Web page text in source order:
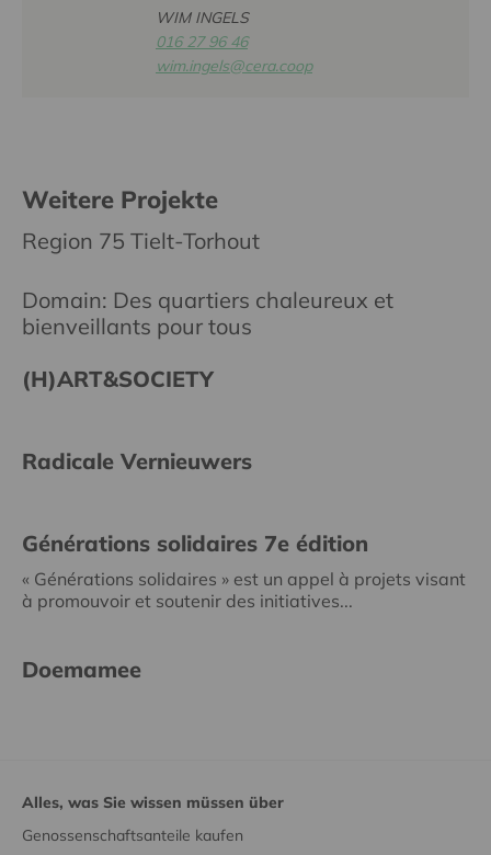
WIM INGELS
016 27 96 46
wim.ingels@cera.coop
Weitere Projekte
Region 75 Tielt-Torhout
Domain: Des quartiers chaleureux et
bienveillants pour tous
(H)ART&SOCIETY
Radicale Vernieuwers
Générations solidaires 7e édition
« Générations solidaires » est un appel à projets visant
à promouvoir et soutenir des initiatives...
Doemamee
Alles, was Sie wissen müssen über
Genossenschaftsanteile kaufen